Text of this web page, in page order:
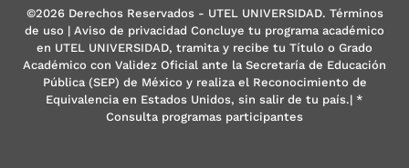
©2026 Derechos Reservados - UTEL UNIVERSIDAD. Términos
de uso | Aviso de privacidad Concluye tu programa académico
en UTEL UNIVERSIDAD, tramita y recibe tu Título o Grado
Académico con Validez Oficial ante la Secretaría de Educación
Pública (SEP) de México y realiza el Reconocimiento de
Equivalencia en Estados Unidos, sin salir de tu país.| *
Consulta programas participantes